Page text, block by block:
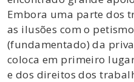
Embora uma parte dos
as ilusões com o
(fundamentado) da
coloca em primeiro
e dos direitos dos